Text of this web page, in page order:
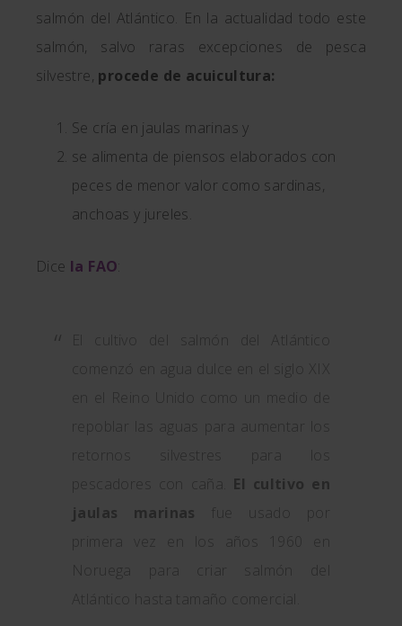
salmón del Atlántico. En la actualidad todo este
salmón, salvo raras excepciones de pesca
silvestre, procede de acuicultura:
Se cría en jaulas marinas y
se alimenta de piensos elaborados con
peces de menor valor como sardinas,
anchoas y jureles.
Dice la FAO:
El cultivo del salmón del Atlántico
comenzó en agua dulce en el siglo XIX
en el Reino Unido como un medio de
repoblar las aguas para aumentar los
retornos silvestres para los
El cultivo en
jaulas marinas fue usado por
primera vez en los años 1960 en
Noruega para criar salmón del
Atlántico hasta tamaño comercial.